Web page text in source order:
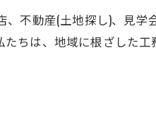
、不動産(土地探し)、見
ちは、地域に根ざした